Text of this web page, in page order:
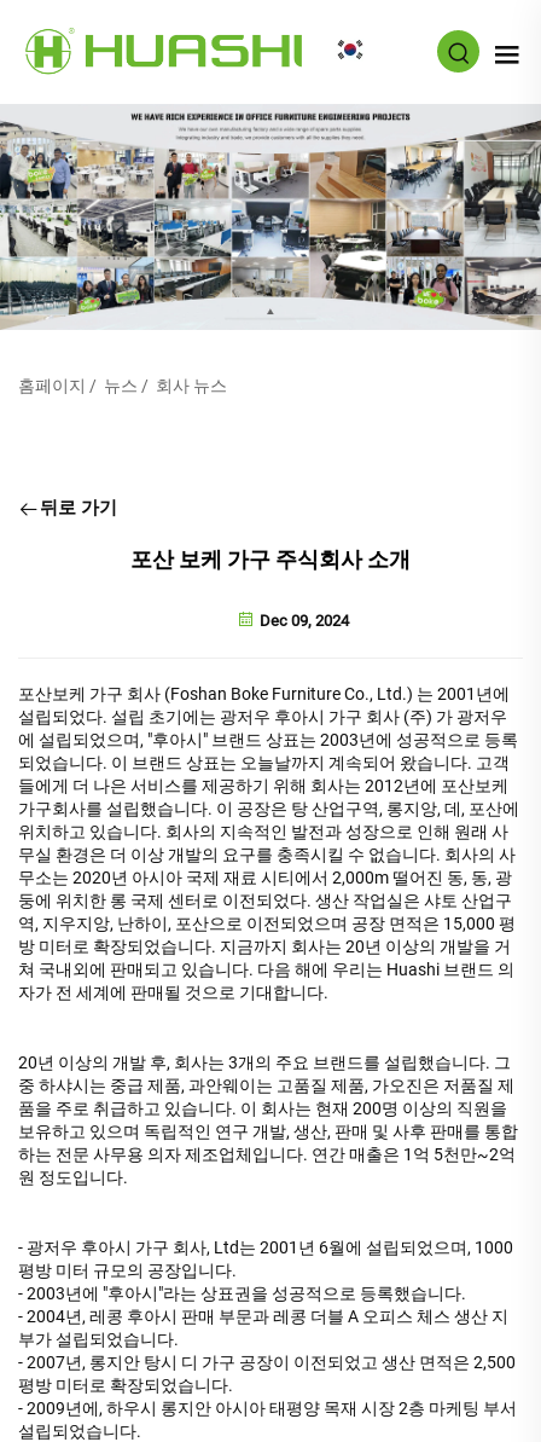
홈페이지 / 뉴스 / 회사 뉴스
뒤로 가기
포산 보케 가구 주식회사 소개
Dec 09, 2024
포산보케 가구 회사 (Foshan Boke Furniture Co., Ltd.) 는 2001년에
설립되었다. 설립 초기에는 광저우 후아시 가구 회사 (주) 가 광저우
에 설립되었으며, "후아시" 브랜드 상표는 2003년에 성공적으로 등록
되었습니다. 이 브랜드 상표는 오늘날까지 계속되어 왔습니다. 고객
들에게 더 나은 서비스를 제공하기 위해 회사는 2012년에 포산보케
가구회사를 설립했습니다. 이 공장은 탕 산업구역, 롱지앙, 데, 포산에
위치하고 있습니다. 회사의 지속적인 발전과 성장으로 인해 원래 사
무실 환경은 더 이상 개발의 요구를 충족시킬 수 없습니다. 회사의 사
무소는 2020년 아시아 국제 재료 시티에서 2,000m 떨어진 동, 동, 광
둥에 위치한 롱 국제 센터로 이전되었다. 생산 작업실은 샤토 산업구
역, 지우지앙, 난하이, 포산으로 이전되었으며 공장 면적은 15,000 평
방 미터로 확장되었습니다. 지금까지 회사는 20년 이상의 개발을 거
쳐 국내외에 판매되고 있습니다. 다음 해에 우리는 Huashi 브랜드 의
자가 전 세계에 판매될 것으로 기대합니다.
20년 이상의 개발 후, 회사는 3개의 주요 브랜드를 설립했습니다. 그
중 하샤시는 중급 제품, 과안웨이는 고품질 제품, 가오진은 저품질 제
품을 주로 취급하고 있습니다. 이 회사는 현재 200명 이상의 직원을
보유하고 있으며 독립적인 연구 개발, 생산, 판매 및 사후 판매를 통합
하는 전문 사무용 의자 제조업체입니다. 연간 매출은 1억 5천만~2억
원 정도입니다.
- 광저우 후아시 가구 회사, Ltd는 2001년 6월에 설립되었으며, 1000
평방 미터 규모의 공장입니다.
- 2003년에 "후아시"라는 상표권을 성공적으로 등록했습니다.
- 2004년, 레콩 후아시 판매 부문과 레콩 더블 A 오피스 체스 생산 지
부가 설립되었습니다.
- 2007년, 롱지안 탕시 디 가구 공장이 이전되었고 생산 면적은 2,500
평방 미터로 확장되었습니다.
- 2009년에, 하우시 롱지안 아시아 태평양 목재 시장 2층 마케팅 부서
설립되었습니다.